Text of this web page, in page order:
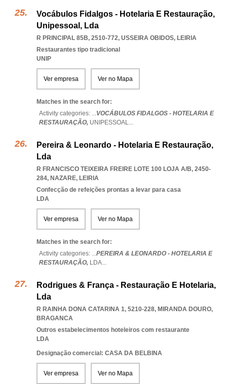
Vocábulos Fidalgos - Hotelaria E Restauração,
Unipessoal, Lda
R PRINCIPAL 85B, 2510-772, USSEIRA OBIDOS, LEIRIA
Restaurantes tipo tradicional
UNIP
Ver empresa Ver no Mapa
Matches in the search for:
Activity categories: ...VOCÁBULOS FIDALGOS - HOTELARIA E
RESTAURAÇÃO, UNIPESSOAL...
Pereira & Leonardo - Hotelaria E Restauração,
Lda
R FRANCISCO TEIXEIRA FREIRE LOTE 100 LOJA A/B, 2450-
284, NAZARE, LEIRIA
Confecção de refeições prontas a levar para casa
LDA
Ver empresa Ver no Mapa
Matches in the search for:
Activity categories: ...PEREIRA & LEONARDO - HOTELARIA E
RESTAURAÇÃO, LDA...
Rodrigues & França - Restauração E Hotelaria,
Lda
R RAINHA DONA CATARINA 1, 5210-228, MIRANDA DOURO,
BRAGANCA
Outros estabelecimentos hoteleiros com restaurante
LDA
Designação comercial: CASA DA BELBINA
Ver empresa Ver no Mapa